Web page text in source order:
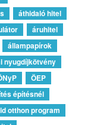
áthidaló hitel
áruhitel
állampapírok
nyugdíjkötvény
ÖEP
építésnél
otthon program